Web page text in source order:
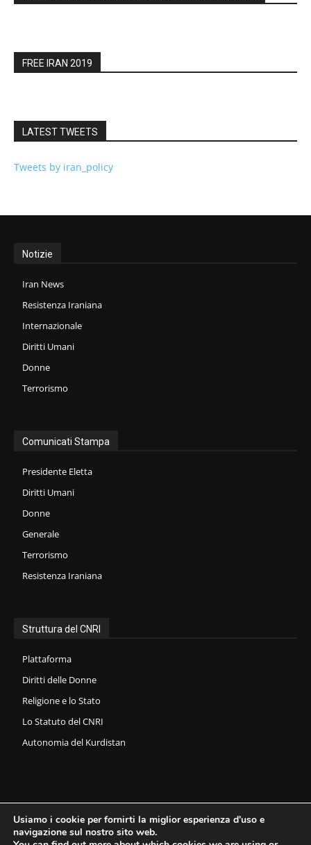
FREE IRAN 2019
LATEST TWEETS
Tweets by iran_policy
Notizie
Iran News
Resistenza Iraniana
Internazionale
Diritti Umani
Donne
Terrorismo
Comunicati Stampa
Presidente Eletta
Diritti Umani
Donne
Generale
Terrorismo
Resistenza Iraniana
Struttura del CNRI
Plattaforma
Diritti delle Donne
Religione e lo Stato
Lo Statuto del CNRI
Autonomia del Kurdistan
Usiamo i cookie per fornirti la miglior esperienza d'uso e
navigazione sul nostro sito web.